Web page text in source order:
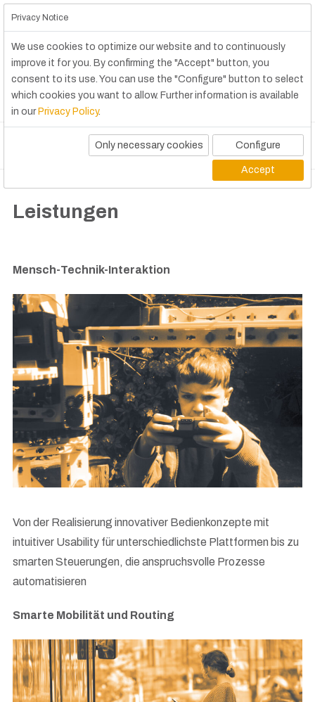
Leistungen
Mensch-Technik-Interaktion
Von der Realisierung innovativer Bedienkonzepte mit
intuitiver Usability für unterschiedlichste Plattformen bis zu
smarten Steuerungen, die anspruchsvolle Prozesse
automatisieren
Smarte Mobilität und Routing
Privacy Notice
We use cookies to optimize our website and to continuously
improve it for you. By confirming the "Accept" button, you
consent to its use. You can use the "Configure" button to select
which cookies you want to allow. Further information is available
in our Privacy Policy.
Only necessary cookies Configure
Accept